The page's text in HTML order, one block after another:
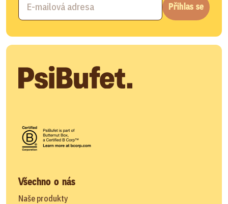
Přihlas se
Všechno o nás
Naše produkty